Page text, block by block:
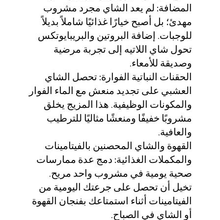
المضافة: لم يعد الشاي مجرد مشروب
مهدئ؛ بل أصبح خيارًا غذائيًا شاملاً بديلاً
للوجبات. إضافة البروتين والبريبايوتكس
تحول شاي اللاتيه إلى تجربة مرضية
وصديقة للأمعاء.
الحقنات النباتية الفوارة: تحصل الشاي
العشبي على تجديد منعش مع الماء الفوار
والمكونات الوظيفية. هذا المزيج يخلق
مشروبًا خفيفًا ومنعشًا مثاليًا للترطيب
والعافية.
القهوة والشاي المحصنين بالفيتامينات
والمكملات الغذائية: دمج عدة ممارسات
صحية يومية في مشروب واحد مريح.
تخيل أن تحصل على جرعتك اليومية من
الفيتامينات أثناء استمتاعك بفنجان القهوة
أو الشاي في الصباح.